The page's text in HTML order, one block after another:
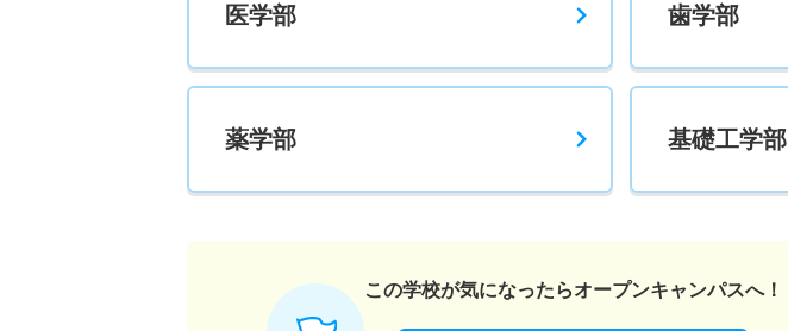
医学部 歯学部
薬学部 基礎工学部
この学校が気になったらオープンキャンパスへ！